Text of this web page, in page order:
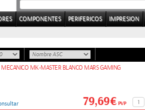
COMPONENTES PERIFERICOS IMPRESION
MECANICO MK-MASTER BLANCO MARS GAMING
79,69€PVP